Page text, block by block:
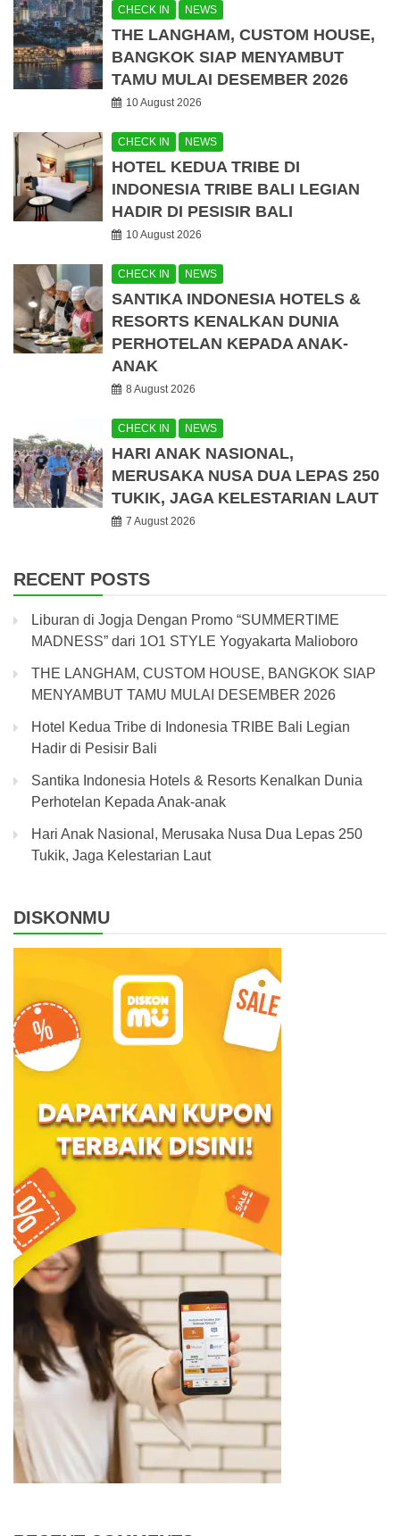
CHECK IN NEWS
THE LANGHAM, CUSTOM HOUSE,
BANGKOK SIAP MENYAMBUT
TAMU MULAI DESEMBER 2026
10 August 2026
CHECK IN NEWS
HOTEL KEDUA TRIBE DI
INDONESIA TRIBE BALI LEGIAN
HADIR DI PESISIR BALI
10 August 2026
CHECK IN NEWS
SANTIKA INDONESIA HOTELS &
RESORTS KENALKAN DUNIA
PERHOTELAN KEPADA ANAK-
ANAK
8 August 2026
CHECK IN NEWS
HARI ANAK NASIONAL,
MERUSAKA NUSA DUA LEPAS 250
TUKIK, JAGA KELESTARIAN LAUT
7 August 2026
RECENT POSTS
Liburan di Jogja Dengan Promo “SUMMERTIME
MADNESS” dari 1O1 STYLE Yogyakarta Malioboro
THE LANGHAM, CUSTOM HOUSE, BANGKOK SIAP
MENYAMBUT TAMU MULAI DESEMBER 2026
Hotel Kedua Tribe di Indonesia TRIBE Bali Legian
Hadir di Pesisir Bali
Santika Indonesia Hotels & Resorts Kenalkan Dunia
Perhotelan Kepada Anak-anak
Hari Anak Nasional, Merusaka Nusa Dua Lepas 250
Tukik, Jaga Kelestarian Laut
DISKONMU